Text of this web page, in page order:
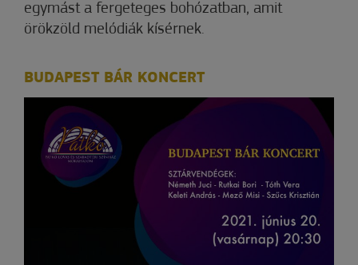
egymást a fergeteges bohózatban, amit
örökzöld melódiák kísérnek.
BUDAPEST BÁR KONCERT